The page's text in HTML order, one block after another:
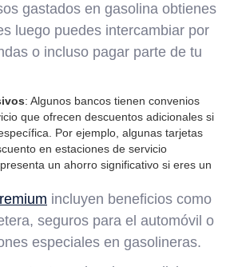
gastados en gasolina obtienes
luego puedes intercambiar por
o incluso pagar parte de tu
: Algunos bancos tienen convenios
que ofrecen descuentos adicionales si
Por ejemplo, algunas tarjetas
en estaciones de servicio
un ahorro significativo si eres un
incluyen beneficios como
seguros para el automóvil o
especiales en gasolineras.